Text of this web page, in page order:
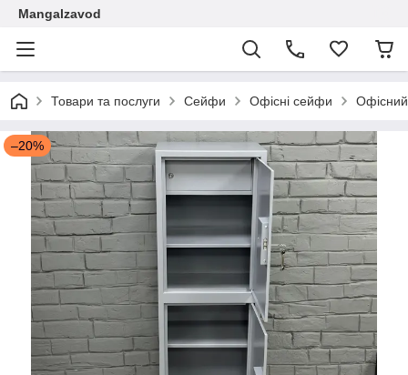
Mangalzavod
Товари та послуги Сейфи Офісні сейфи
–20%